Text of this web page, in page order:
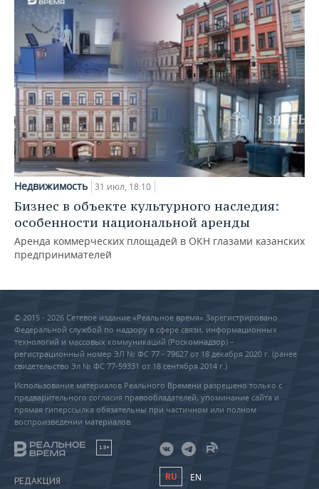
Недвижимость 31 июл, 18:10
Бизнес в объекте культурного наследия:
особенности национальной аренды
Аренда коммерческих площадей в ОКН глазами казанских
предпринимателей
© 2015 - 2026 Сетевое издание «Реальное время» Зарегистрировано
Федеральной службой по надзору в сфере связи, информационных
технологий и массовых коммуникаций (Роскомнадзор) –
регистрационный номер ЭЛ № ФС 77 - 79627 от 18 декабря 2020 г. (ранее
свидетельство Эл № ФС 77-59331 от 18 сентября 2014 г.)
Использование материалов Реального Времени разрешено только с
предварительного согласия правообладателей, упоминание сайта и
прямая гиперссылка обязательны при частичном или полном
воспроизведении материалов.
18+
РЕДАКЦИЯ RU EN